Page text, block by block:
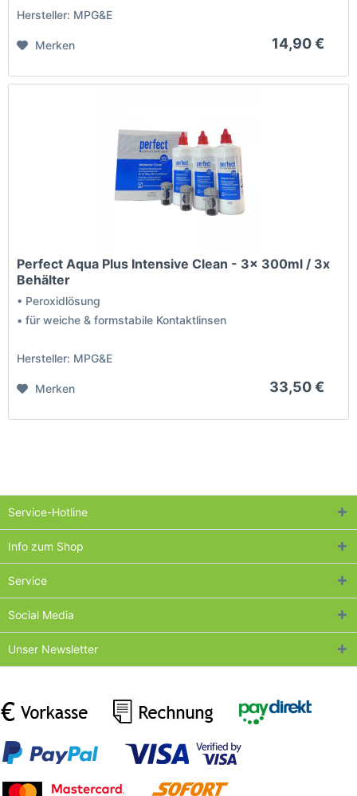
Hersteller: MPG&E
14,90 €
Merken
Perfect Aqua Plus Intensive Clean - 3x 300ml / 3x
Behälter
• Peroxidlösung
• für weiche & formstabile Kontaktlinsen
Hersteller: MPG&E
33,50 €
Merken
Service-Hotline
Info zum Shop
Service
Social Media
Unser Newsletter